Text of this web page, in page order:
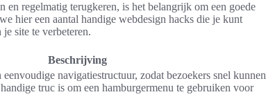
regelmatig terugkeren, is het belangrijk om een goede
hier een aantal handige webdesign hacks die je kunt
site te verbeteren.
Beschrijving
navigatiestructuur, zodat bezoekers snel kunnen
truc is om een hamburgermenu te gebruiken voor